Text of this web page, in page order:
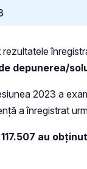
depunerea/
2023 a
a înregistrat
117.507 au